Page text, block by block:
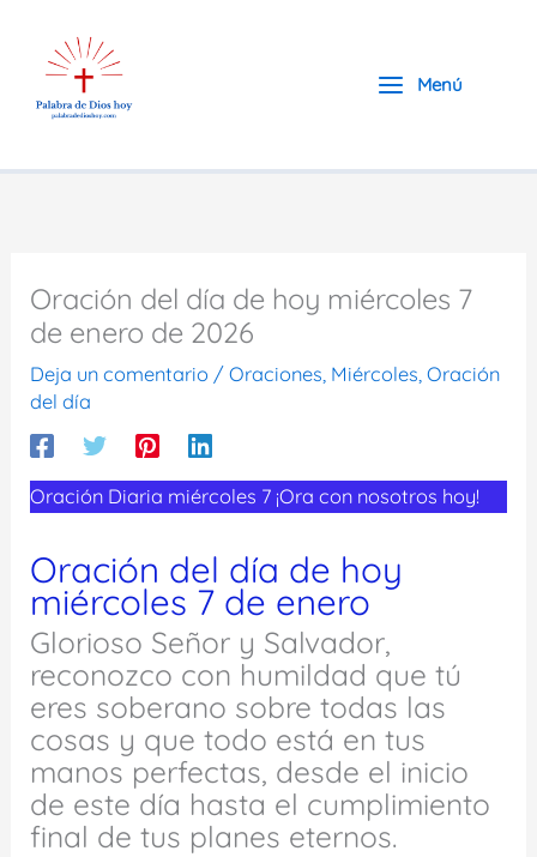
contenido
Menú
Oración del día de hoy miércoles 7
de enero de 2026
Deja un comentario /Oraciones, Miércoles,Oración
del día
Oración Diaria miércoles 7 ¡Ora con nosotros hoy!
Oración del día de hoy
miércoles 7 de enero
Glorioso Señor y Salvador,
reconozco con humildad que tú
eres soberano sobre todas las
cosas y que todo está en tus
manos perfectas, desde el inicio
de este día hasta el cumplimiento
final de tus planes eternos.